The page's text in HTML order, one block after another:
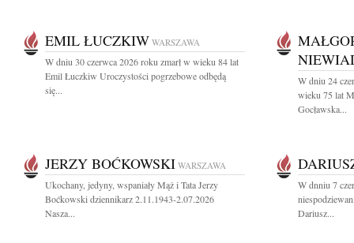
EMIL ŁUCZKIW WARSZAWA
W dniu 30 czerwca 2026 roku zmarł w wieku 84 lat
Emil Łuczkiw Uroczystości pogrzebowe odbędą
się...
W dniu 24
wieku 75 lat
Gocławska...
JERZY BOĆKOWSKI WARSZAWA
Ukochany, jedyny, wspaniały Mąż i Tata Jerzy
Boćkowski dziennikarz 2.11.1943-2.07.2026
Nasza...
W dnniu 7
Dariusz...